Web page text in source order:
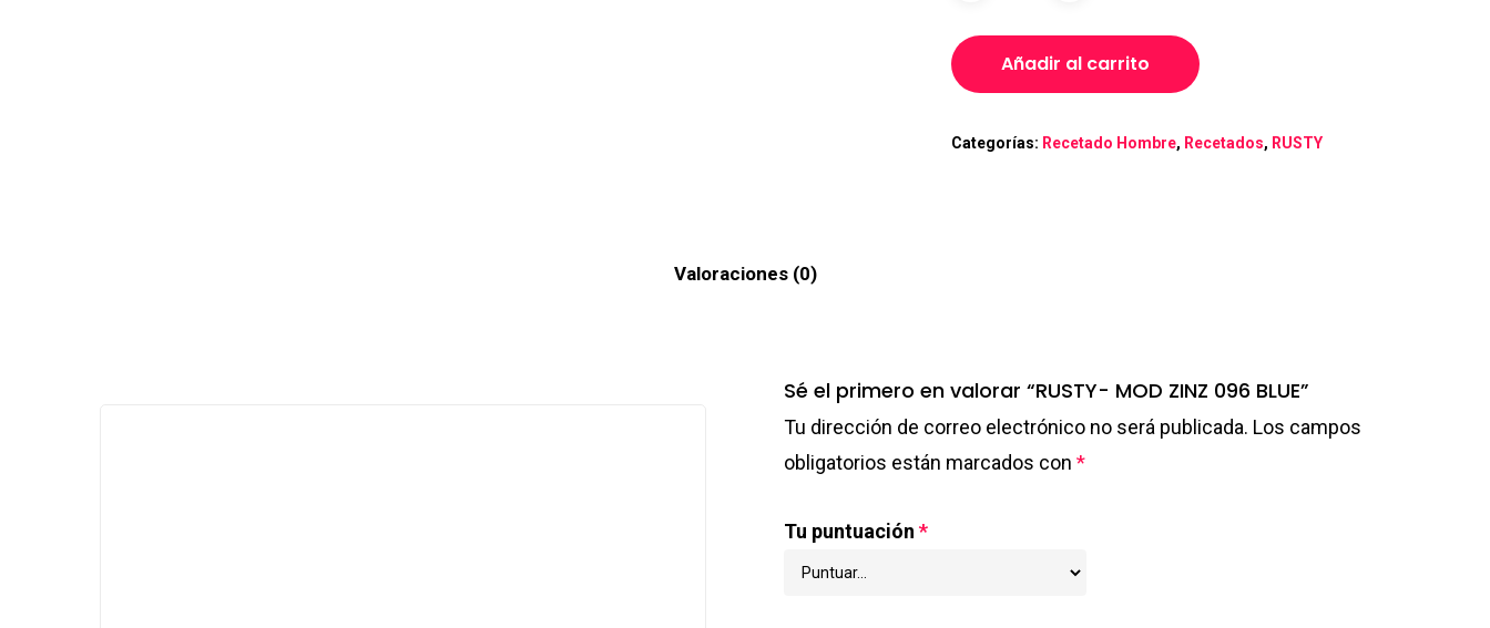
Añadir al carrito
Categorías: Recetado Hombre, Recetados, RUSTY
Valoraciones (0)
Sé el primero en valorar “RUSTY- MOD ZINZ 096 BLUE”
Tu dirección de correo electrónico no será publicada. Los campos
obligatorios están marcados con *
Tu puntuación *